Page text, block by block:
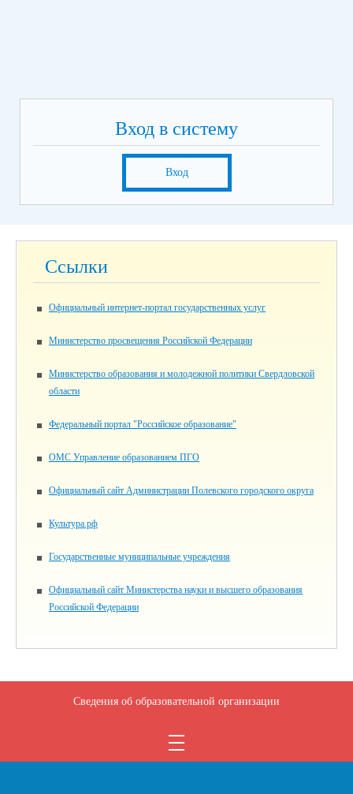
Вход в систему
Вход
Ссылки
Официальный интернет-портал государственных услуг
Министерство просвещения Российской Федерации
Министерство образования и молодежной политики Свердловской
области
Федеральный портал "Российское образование"
ОМС Управление образованием ПГО
Официальный сайт Администрации Полевского городского округа
Культура.рф
Государственные муниципальные учреждения
Официальный сайт Министерства науки и высшего образования
Российской Федерации
Сведения об образовательной организации